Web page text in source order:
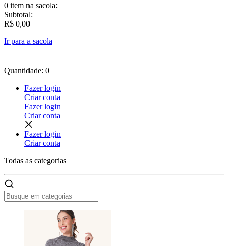
0 item na sacola:
Subtotal:
R$ 0,00
Ir para a sacola
Quantidade: 0
Fazer login
Criar conta
Fazer login
Criar conta
Fazer login
Criar conta
Todas as categorias